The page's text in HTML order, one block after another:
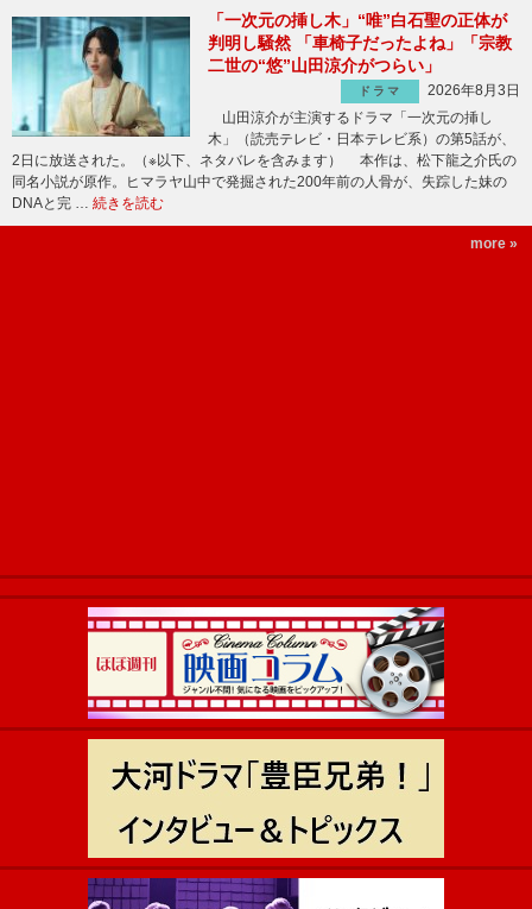
「一次元の挿し木」“唯”白石聖の正体が
判明し騒然 「車椅子だったよね」「宗教
二世の“悠”山田涼介がつらい」
ドラマ
2026年8月3日
山田涼介が主演するドラマ「一次元の挿し
木」（読売テレビ・日本テレビ系）の第5話が、
2日に放送された。（※以下、ネタバレを含みます） 本作は、松下龍之介氏の
同名小説が原作。ヒマラヤ山中で発掘された200年前の人骨が、失踪した妹の
DNAと完 … 続きを読む
more »